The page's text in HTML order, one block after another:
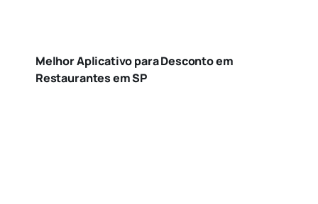
Melhor Aplicativo para Desconto em
Restaurantes em SP